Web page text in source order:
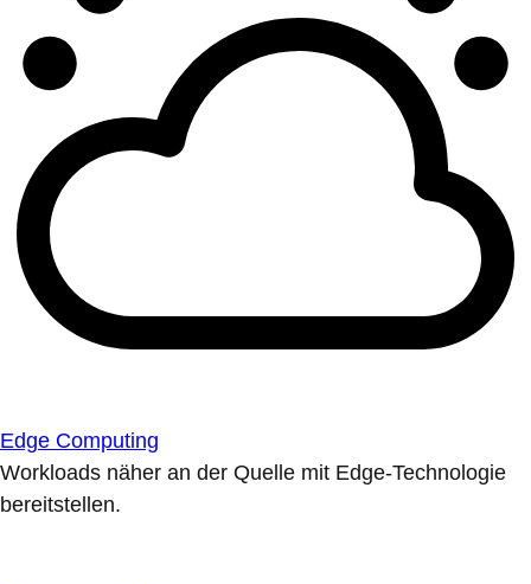
Edge Computing
Workloads näher an der Quelle mit Edge-Technologie
bereitstellen.